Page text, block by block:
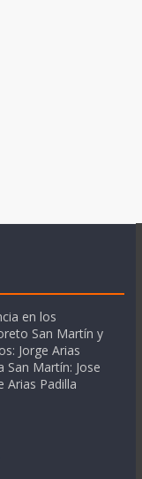
en los
San Martín y
Jorge Arias
San Martín: Jose
Arias Padilla